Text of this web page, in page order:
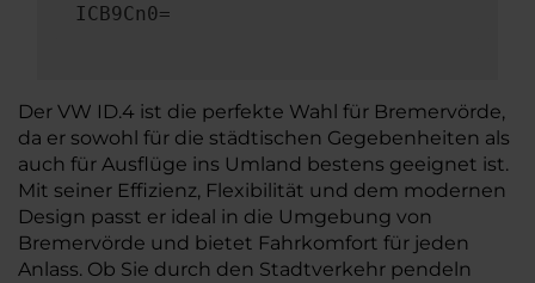
ICB9Cn0=
Der VW ID.4 ist die perfekte Wahl für Bremervörde,
da er sowohl für die städtischen Gegebenheiten als
auch für Ausflüge ins Umland bestens geeignet ist.
Mit seiner Effizienz, Flexibilität und dem modernen
Design passt er ideal in die Umgebung von
Bremervörde und bietet Fahrkomfort für jeden
Anlass. Ob Sie durch den Stadtverkehr pendeln